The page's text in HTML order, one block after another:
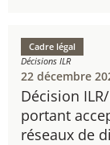
Décision
portant
réseaux de
Cadre légal
Décisions ILR
22 décembre